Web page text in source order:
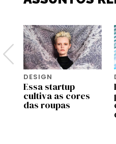
DESIGN
Essa startup
cultiva as cores
das roupas